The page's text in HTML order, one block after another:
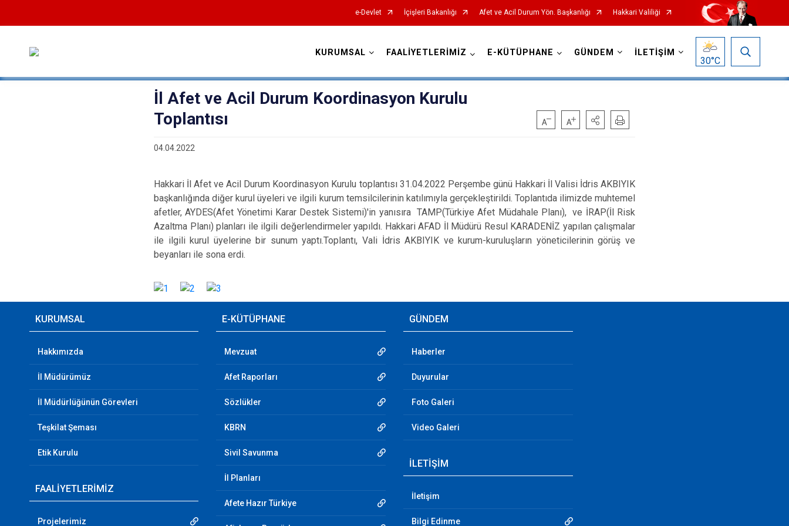
e-Devlet İçişleri Bakanlığı Afet ve Acil Durum Yön. Başkanlığı Hakkari Valiliği
KURUMSAL FAALİYETLERİMİZ E-KÜTÜPHANE GÜNDEM İLETİŞİM
30°C
İl Afet ve Acil Durum Koordinasyon Kurulu
Toplantısı
04.04.2022
Hakkari İl Afet ve Acil Durum Koordinasyon Kurulu toplantısı 31.04.2022 Perşembe günü Hakkari İl Valisi İdris AKBIYIK
başkanlığında diğer kurul üyeleri ve ilgili kurum temsilcilerinin katılımıyla gerçekleştirildi. Toplantıda ilimizde muhtemel
afetler, AYDES(Afet Yönetimi Karar Destek Sistemi)'in yanısıra TAMP(Türkiye Afet Müdahale Planı), ve İRAP(İl Risk
Azaltma Planı) planları ile ilgili değerlendirmeler yapıldı. Hakkari AFAD İl Müdürü Resul KARADENİZ yapılan çalışmalar
ile ilgili kurul üyelerine bir sunum yaptı.Toplantı, Vali İdris AKBIYIK ve kurum-kuruluşların yöneticilerinin görüş ve
beyanları ile sona erdi.
KURUMSAL
Hakkımızda
İl Müdürümüz
İl Müdürlüğünün Görevleri
Teşkilat Şeması
Etik Kurulu
FAALİYETLERİMİZ
Projelerimiz
E-KÜTÜPHANE
Mevzuat
Afet Raporları
Sözlükler
KBRN
Sivil Savunma
İl Planları
Afete Hazır Türkiye
GÜNDEM
Haberler
Duyurular
Foto Galeri
Video Galeri
İLETİŞİM
İletişim
Bilgi Edinme